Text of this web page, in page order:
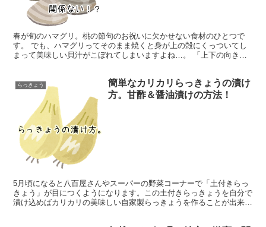
春が旬のハマグリ。桃の節句のお祝いに欠かせない食材のひとつで
す。 でも、ハマグリってそのまま焼くと身が上の殻にくっついてし
まって美味しい貝汁がこぼれてしまいますよね…。 「上下の向きを
らっきょう
簡単なカリカリらっきょうの漬け
方。甘酢＆醤油漬けの方法！
5月頃になると八百屋さんやスーパーの野菜コーナーで「土付きらっ
きょう」が目につくようになります。この土付きらっきょうを自分で
漬け込めばカリカリの美味しい自家製らっきょうを作ることが出来ま